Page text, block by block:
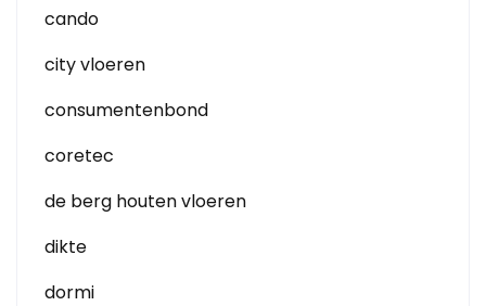
cando
city vloeren
consumentenbond
coretec
de berg houten vloeren
dikte
dormi